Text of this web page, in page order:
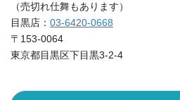
（売切れ仕舞もあります）
目黒店： 03-6420-0668
〒153-0064
東京都目黒区下目黒3-2-4